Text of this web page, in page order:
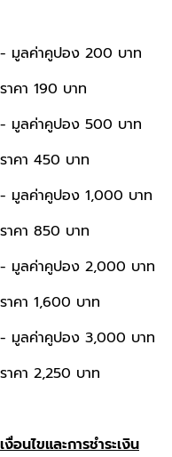
- มูลค่าคูปอง 200 บาท
ราคา 190 บาท
- มูลค่าคูปอง 500 บาท
ราคา 450 บาท
- มูลค่าคูปอง 1,000 บาท
ราคา 850 บาท
- มูลค่าคูปอง 2,000 บาท
ราคา 1,600 บาท
- มูลค่าคูปอง 3,000 บาท
ราคา 2,250 บาท
เงื่อนไขและการชำระเงิน